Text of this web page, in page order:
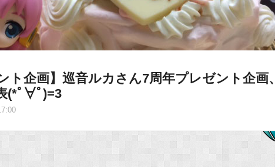
ト企画】巡音ルカさん7周年プレゼント企画、
(*ﾟ∀ﾟ)=3